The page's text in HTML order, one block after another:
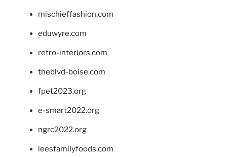
mischieffashion.com
eduwyre.com
retro-interiors.com
theblvd-boise.com
fpet2023.org
e-smart2022.org
ngrc2022.org
leesfamilyfoods.com